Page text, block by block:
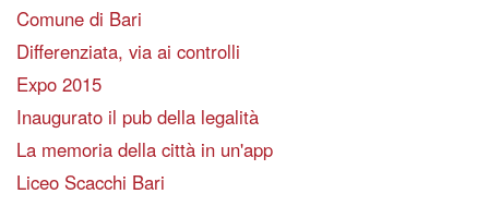
Comune di Bari
Differenziata, via ai controlli
Expo 2015
Inaugurato il pub della legalità
La memoria della città in un'app
Liceo Scacchi Bari